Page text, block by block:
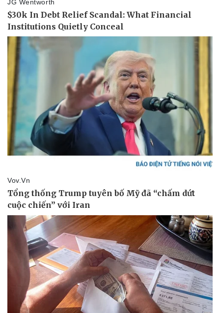
Pháp luật
Vụ án
Tin nóng
Tư vấn luật
Quân sự - Quốc phòng
Vũ khí
Phân tích